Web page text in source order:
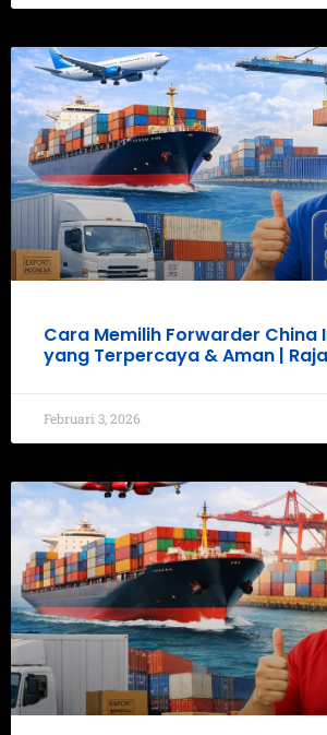
Cara Memilih Forwarder China
yang Terpercaya & Aman |
Februari 3, 2026